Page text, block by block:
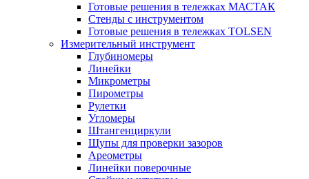
Готовые решения в тележках МАСТАК
Стенды с инструментом
Готовые решения в тележках TOLSEN
Измерительный инструмент
Глубиномеры
Линейки
Микрометры
Пирометры
Рулетки
Угломеры
Штангенциркули
Щупы для проверки зазоров
Ареометры
Линейки поверочные